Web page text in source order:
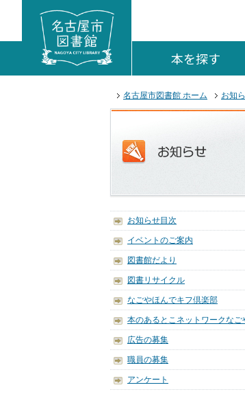
ここからサイト内共通メニューです。
サイト内共通メニューをスキップする
本を探す
サイト内共通メニューここまで。
名古屋市図書館 ホーム
お知
お知らせ目次
イベントのご案内
図書館だより
図書リサイクル
なごやほんでキフ倶楽部
本のあるとこネットワークなご
広告の募集
職員の募集
アンケート